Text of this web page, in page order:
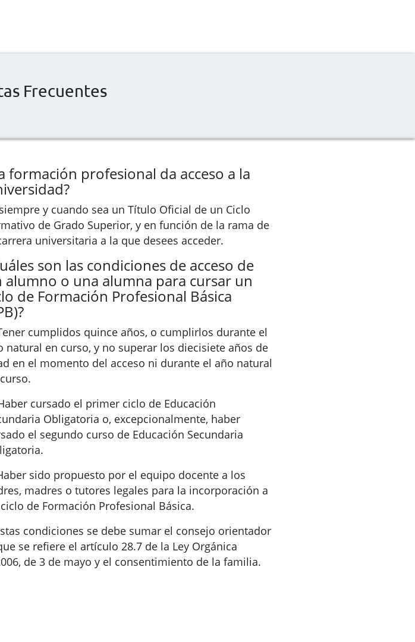
Frecuentes
formación profesional da acceso a la
y cuando sea un Título Oficial de un Ciclo
de Grado Superior, y en función de la rama de
universitaria a la que desees acceder.
son las condiciones de acceso de
alumno o una alumna para cursar un
de Formación Profesional Básica
cumplidos quince años, o cumplirlos durante el
natural en curso, y no superar los diecisiete años de
en el momento del acceso ni durante el año natural
cursado el primer ciclo de Educación
Obligatoria o, excepcionalmente, haber
el segundo curso de Educación Secundaria
sido propuesto por el equipo docente a los
madres o tutores legales para la incorporación a
de Formación Profesional Básica.
condiciones se debe sumar el consejo orientador
se refiere el artículo 28.7 de la Ley Orgánica
de 3 de mayo y el consentimiento de la familia.